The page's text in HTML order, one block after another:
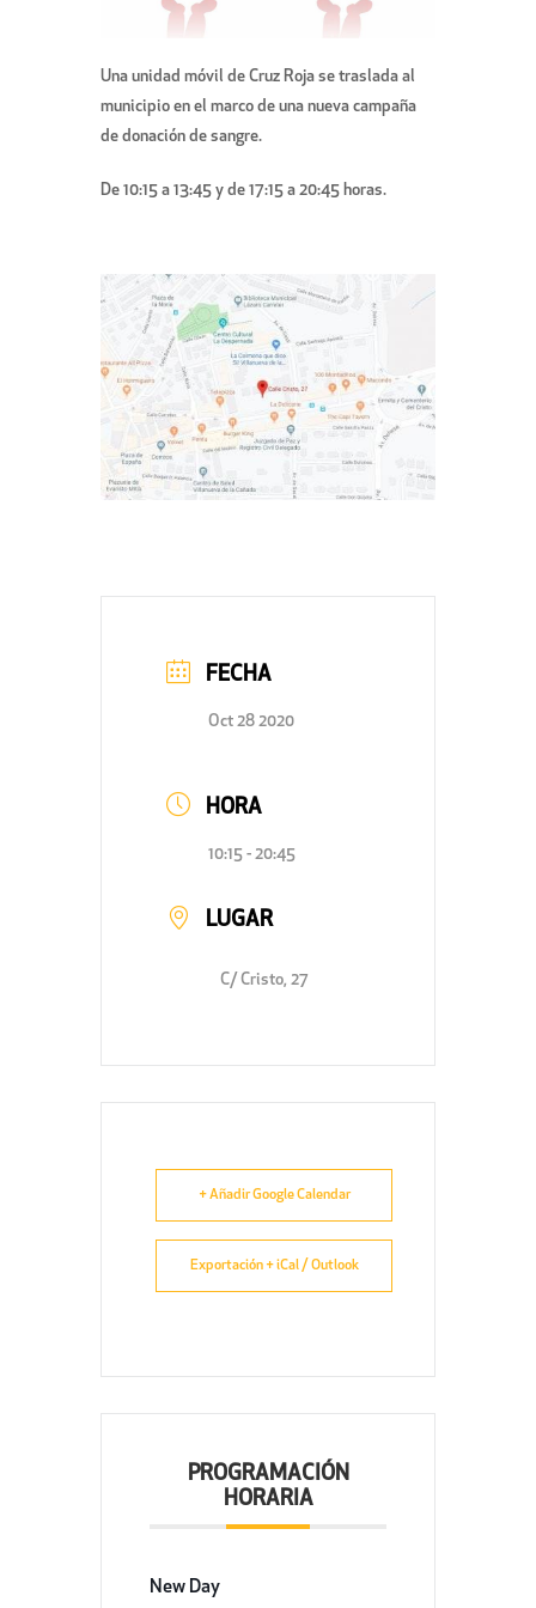
Una unidad móvil de Cruz Roja se traslada al
municipio en el marco de una nueva campaña
de donación de sangre.
De 10:15 a 13:45 y de 17:15 a 20:45 horas.
FECHA
Oct 28 2020
HORA
10:15 - 20:45
LUGAR
C/ Cristo, 27
+ Añadir Google Calendar
Exportación + iCal / Outlook
PROGRAMACIÓN
HORARIA
New Day